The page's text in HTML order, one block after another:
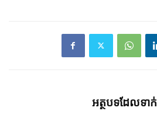
អត្ថបទ​ដែល​ទា